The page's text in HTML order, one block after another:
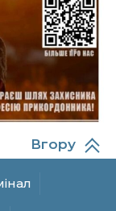
неймовірна
грн із
що
різко
платити
Вгору